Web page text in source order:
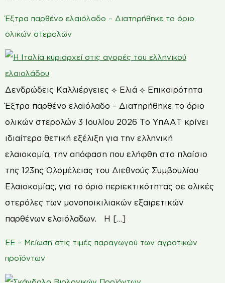
Έξτρα παρθένο ελαιόλαδο – Διατηρήθηκε το όριο
ολικών στερολών
Δενδρώδεις Καλλιέργειες ⟡ Ελιά ⟡ Επικαιρότητα
Έξτρα παρθένο ελαιόλαδο – Διατηρήθηκε το όριο
ολικών στερολών 3 Ιουλίου 2026 Το ΥπΑΑΤ κρίνει
ιδιαίτερα θετική εξέλιξη για την ελληνική
ελαιοκομία, την απόφαση που ελήφθη στο πλαίσιο
της 123ης Ολομέλειας του Διεθνούς Συμβουλίου
Ελαιοκομίας, για το όριο περιεκτικότητας σε ολικές
στερόλες των μονοποικιλιακών εξαιρετικών
παρθένων ελαιόλαδων. Η […]
ΕΕ – Μείωση στις τιμές παραγωγού των αγροτικών
προϊόντων